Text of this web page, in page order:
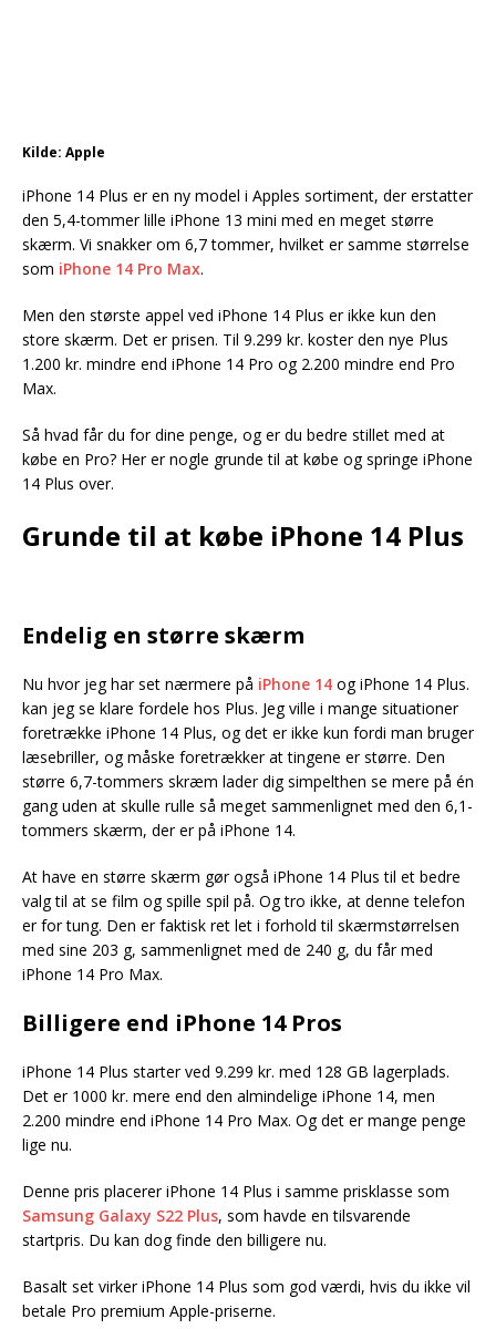
Kilde: Apple
iPhone 14 Plus er en ny model i Apples sortiment, der erstatter
den 5,4-tommer lille iPhone 13 mini med en meget større
skærm. Vi snakker om 6,7 tommer, hvilket er samme størrelse
som iPhone 14 Pro Max.
Men den største appel ved iPhone 14 Plus er ikke kun den
store skærm. Det er prisen. Til 9.299 kr. koster den nye Plus
1.200 kr. mindre end iPhone 14 Pro og 2.200 mindre end Pro
Max.
Så hvad får du for dine penge, og er du bedre stillet med at
købe en Pro? Her er nogle grunde til at købe og springe iPhone
14 Plus over.
Grunde til at købe iPhone 14 Plus
Endelig en større skærm
Nu hvor jeg har set nærmere på iPhone 14 og iPhone 14 Plus.
kan jeg se klare fordele hos Plus. Jeg ville i mange situationer
foretrække iPhone 14 Plus, og det er ikke kun fordi man bruger
læsebriller, og måske foretrækker at tingene er større. Den
større 6,7-tommers skræm lader dig simpelthen se mere på én
gang uden at skulle rulle så meget sammenlignet med den 6,1-
tommers skærm, der er på iPhone 14.
At have en større skærm gør også iPhone 14 Plus til et bedre
valg til at se film og spille spil på. Og tro ikke, at denne telefon
er for tung. Den er faktisk ret let i forhold til skærmstørrelsen
med sine 203 g, sammenlignet med de 240 g, du får med
iPhone 14 Pro Max.
Billigere end iPhone 14 Pros
iPhone 14 Plus starter ved 9.299 kr. med 128 GB lagerplads.
Det er 1000 kr. mere end den almindelige iPhone 14, men
2.200 mindre end iPhone 14 Pro Max. Og det er mange penge
lige nu.
Denne pris placerer iPhone 14 Plus i samme prisklasse som
Samsung Galaxy S22 Plus, som havde en tilsvarende
startpris. Du kan dog finde den billigere nu.
Basalt set virker iPhone 14 Plus som god værdi, hvis du ikke vil
betale Pro premium Apple-priserne.